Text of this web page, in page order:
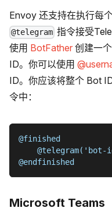
Envoy 还支持在执行每
@telegram 指令接受
使用 BotFather 创建一
ID。你可以使用
ID。你应该将整个 Bot
令中：
@finished
@telegram('bot-
@endfinished
Microsoft Teams